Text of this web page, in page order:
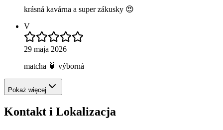
krásná kavárna a super zákusky 😍
V
29 maja 2026
matcha 🍵 výborná
Pokaż więcej
Kontakt i Lokalizacja